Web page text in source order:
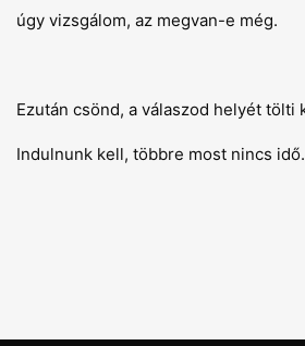
úgy vizsgálom, az megvan-e még.
Ezután csönd, a válaszod helyét tölti
Indulnunk kell, többre most nincs idő.